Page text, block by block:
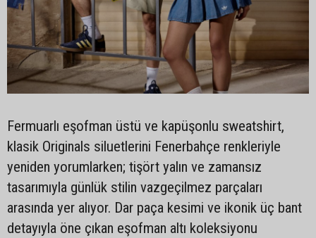
Fermuarlı eşofman üstü ve kapüşonlu sweatshirt,
klasik Originals siluetlerini Fenerbahçe renkleriyle
yeniden yorumlarken; tişört yalın ve zamansız
tasarımıyla günlük stilin vazgeçilmez parçaları
arasında yer alıyor. Dar paça kesimi ve ikonik üç bant
detayıyla öne çıkan eşofman altı koleksiyonu